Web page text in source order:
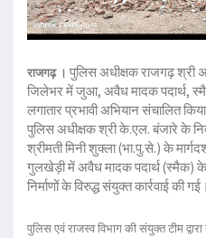
राजगढ़ । पुलिस अधीक्षक राजगढ़ श्री
जिलेभर में जुआ, अवैध मादक पदार्थ,
लगातार प्रभावी अभियान संचालित
पुलिस अधीक्षक श्री के.एल. बंजारे के
श्रीमती मिनी शुक्ला (भा.पु.से.) के
गुलखेड़ी में अवैध मादक पदार्थ (स्मैक)
निर्माणों के विरुद्ध संयुक्त कार्रवाई की गई।
पुलिस एवं राजस्व विभाग की संयुक्त टीम